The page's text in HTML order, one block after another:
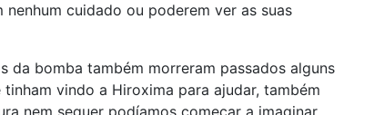
cuidado ou poderem ver as suas
bomba também morreram passados alguns
vindo a Hiroxima para ajudar, também
nem sequer podíamos começar a imaginar